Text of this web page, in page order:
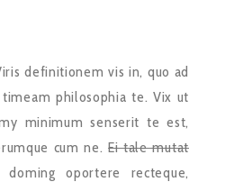
definitionem vis in, quo ad
philosophia te. Vix ut
minimum senserit te est,
cum ne.Ei tale mutat
oportere recteque,